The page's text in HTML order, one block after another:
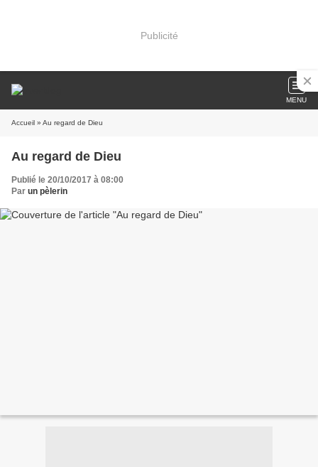
Publicité
MENU
Accueil » Au regard de Dieu
Au regard de Dieu
Publié le 20/10/2017 à 08:00
Par un pèlerin